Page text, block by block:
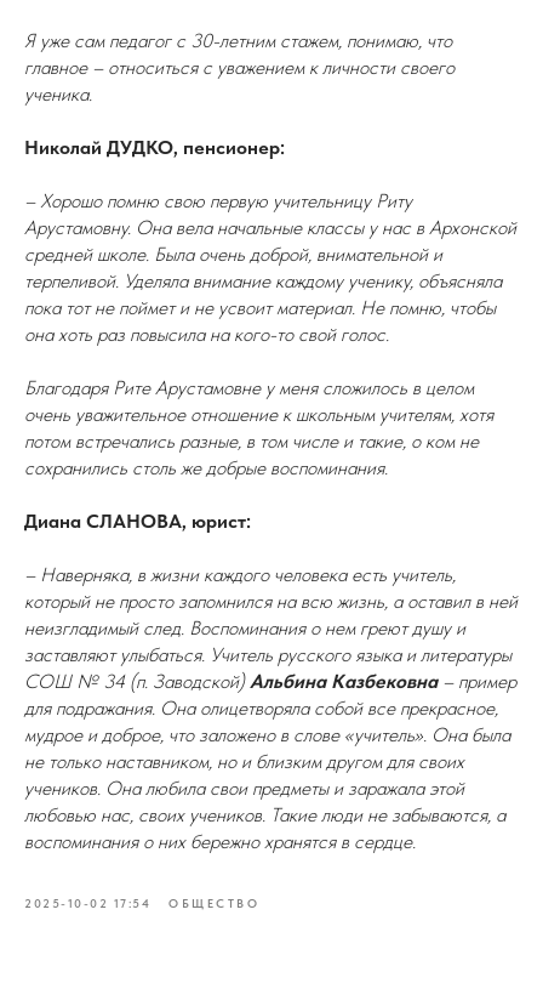
Я уже сам педагог с 30-летним стажем, понимаю, что
главное – относиться с уважением к личности своего
ученика.
Николай ДУДКО, пенсионер:
– Хорошо помню свою первую учительницу Риту
Арустамовну. Она вела начальные классы у нас в Архонской
средней школе. Была очень доброй, внимательной и
терпеливой. Уделяла внимание каждому ученику, объясняла
пока тот не поймет и не усвоит материал. Не помню, чтобы
она хоть раз повысила на кого-то свой голос.
Благодаря Рите Арустамовне у меня сложилось в целом
очень уважительное отношение к школьным учителям, хотя
потом встречались разные, в том числе и такие, о ком не
сохранились столь же добрые воспоминания.
Диана СЛАНОВА, юрист:
– Наверняка, в жизни каждого человека есть учитель,
который не просто запомнился на всю жизнь, а оставил в ней
неизгладимый след. Воспоминания о нем греют душу и
заставляют улыбаться. Учитель русского языка и литературы
СОШ № 34 (п. Заводской)Альбина Казбековна– пример
для подражания. Она олицетворяла собой все прекрасное,
мудрое и доброе, что заложено в слове «учитель». Она была
не только наставником, но и близким другом для своих
учеников. Она любила свои предметы и заражала этой
любовью нас, своих учеников. Такие люди не забываются, а
воспоминания о них бережно хранятся в сердце.
2025-10-02 17:54 ОБЩЕСТВО